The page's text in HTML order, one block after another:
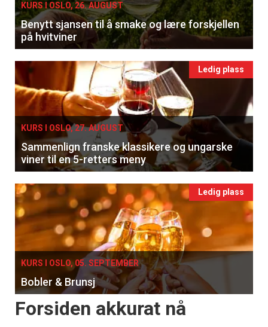
KURS I OSLO, 26. AUGUST
Benytt sjansen til å smake og lære forskjellen
på hvitviner
Ledig plass
KURS I OSLO, 27. AUGUST
Sammenlign franske klassikere og ungarske
viner til en 5-retters meny
Ledig plass
KURS I OSLO, 05. SEPTEMBER
Bobler & Brunsj
Forsiden akkurat nå